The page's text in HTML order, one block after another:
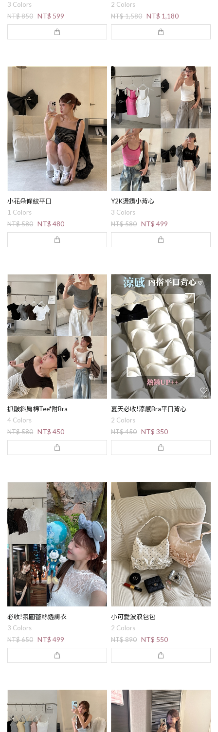
3 Colors
NT$ 850 NT$ 599
2 Colors
NT$ 1,580 NT$ 1,180
小花朵條紋平口
1 Colors
NT$ 580 NT$ 480
Y2K燙鑽小背心
3 Colors
NT$ 580 NT$ 499
抓皺斜肩棉Tee*附Bra
4 Colors
NT$ 580 NT$ 450
夏天必收!涼感Bra平口背心
2 Colors
NT$ 450 NT$ 350
必收!氛圍蕾絲透膚衣
3 Colors
NT$ 650 NT$ 499
小可愛波浪包包
2 Colors
NT$ 890 NT$ 550